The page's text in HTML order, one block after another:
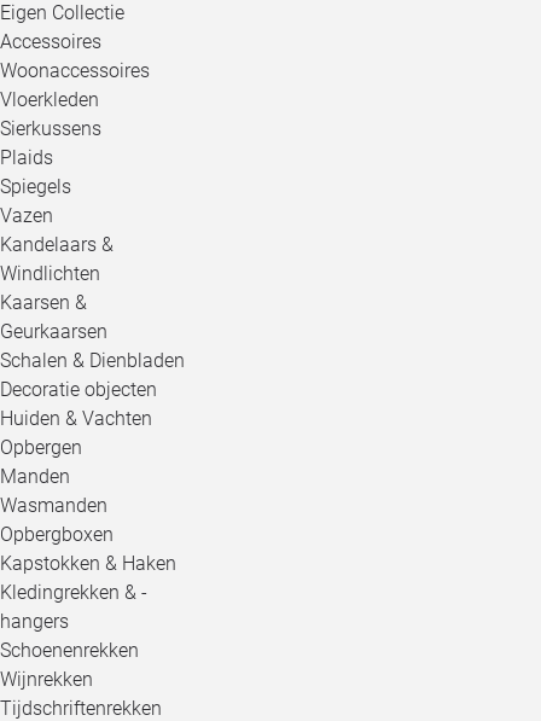
Eigen Collectie
Accessoires
Woonaccessoires
Vloerkleden
Sierkussens
Plaids
Spiegels
Vazen
Kandelaars &
Windlichten
Kaarsen &
Geurkaarsen
Schalen & Dienbladen
Decoratie objecten
Huiden & Vachten
Opbergen
Manden
Wasmanden
Opbergboxen
Kapstokken & Haken
Kledingrekken & -
hangers
Schoenenrekken
Wijnrekken
Tijdschriftenrekken